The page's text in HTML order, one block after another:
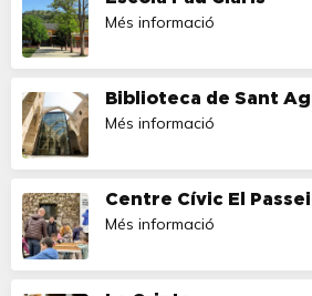
Més informació
Biblioteca de Sant
Més informació
Centre Cívic El
Més informació